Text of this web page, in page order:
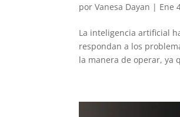
porVanesa Dayan | Ene
La inteligencia artificial
respondan a los
la manera de operar, ya